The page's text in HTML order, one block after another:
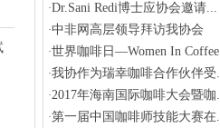
·Dr.Sani Redi博士应协会邀请...
·中非网高层领导拜访我协会
·世界咖啡日—Women In
·我协作为瑞幸咖啡合作伙伴受
·2017年海南国际咖啡大会暨咖
·第一届中国咖啡师技能大赛在